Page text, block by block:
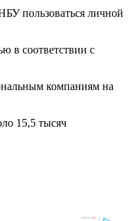
пользоваться личной
в соответствии с
компаниям на
15,5 тысяч